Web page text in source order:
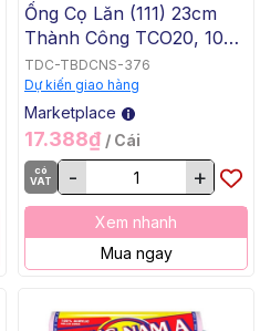
Ống Cọ Lăn (111) 23cm
Thành Công TCO20, 100
Cái/Thùng
TDC-TBDCNS-376
Dự kiến giao hàng
Marketplace
17.388₫ / Cái
có
VAT
- +
Xem nhanh
Mua ngay